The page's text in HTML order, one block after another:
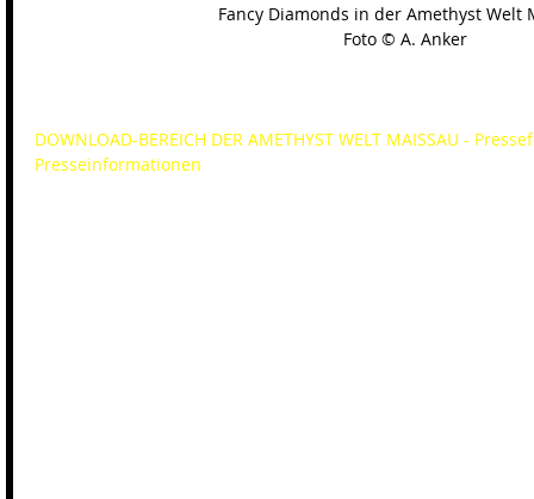
Fancy Diamonds in der Amethyst Welt
Foto © A. Anker
DOWNLOAD-BEREICH DER AMETHYST WELT MAISSAU -
Presseinformationen